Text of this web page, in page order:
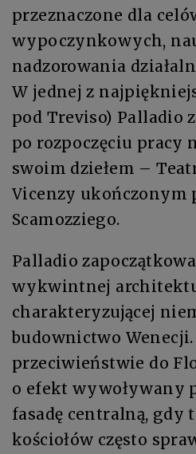
przeznaczone dla
wypoczynkowych,
nadzorowania
W jednej z
pod Treviso) Palladio
po rozpoczęciu pracy
swoim dziełem –
Vicenzy ukończonym
Scamozziego.
Palladio
wykwintnej
charakteryzującej
budownictwo Wenecji.
przeciwieństwie do
o efekt wywoływany
fasadę centralną, gdy
kościołów często